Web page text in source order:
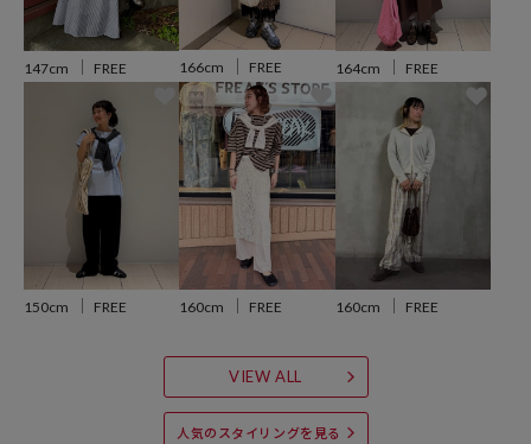
プスです。
※天然のウールをブレンドした素材の特性上、お肌が敏感な方は稀に
わずかな刺激を感じる場合がございます。気になる場合は、インナー
を重ねていただくことで、より快適にご着用いただけます。
※こちらの商品は、弊社管理上のカラーを表記しております為、タグ
・オフホワイト：OFF
147cm FREE 166cm FREE 164cm FREE
150cm FREE 160cm FREE 160cm FREE
VIEW ALL
人気のスタイリングを見る